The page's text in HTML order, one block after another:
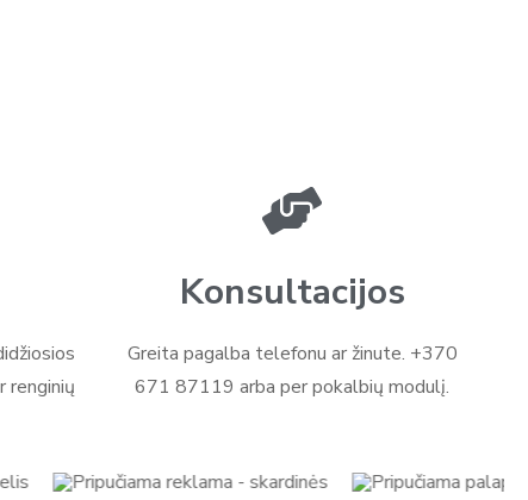
renginių
Konsultacijos
Greita pagalba telefonu ar žinute. +370
671 87119 arba per pokalbių modulį.